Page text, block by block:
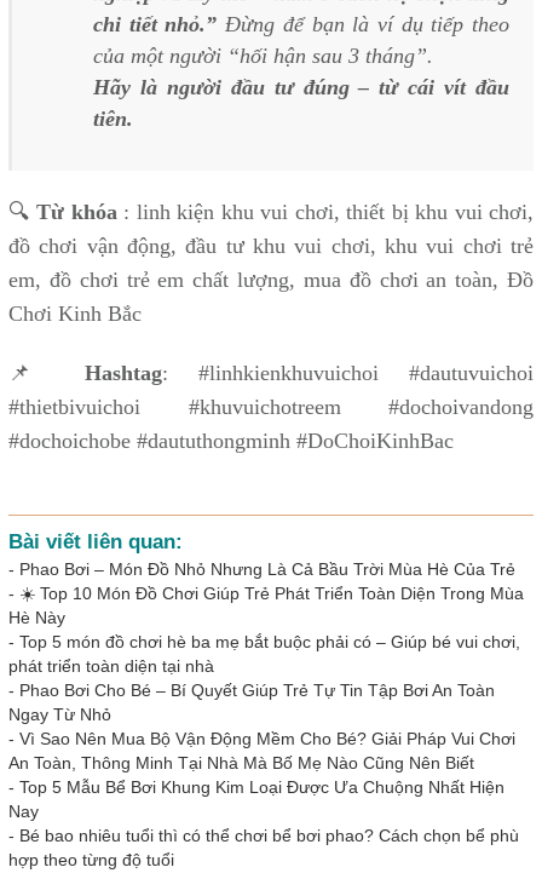
chi tiết nhỏ.”Đừng để bạn là ví dụ tiếp theo
của một người “hối hận sau 3 tháng”.
Hãy là người đầu tư đúng – từ cái vít đầu
tiên.
🔍 Từ khóa : linh kiện khu vui chơi, thiết bị khu vui chơi,
đồ chơi vận động, đầu tư khu vui chơi, khu vui chơi trẻ
em, đồ chơi trẻ em chất lượng, mua đồ chơi an toàn, Đồ
Chơi Kinh Bắc
📌 Hashtag: #linhkienkhuvuichoi #dautuvuichoi
#thietbivuichoi #khuvuichotreem #dochoivandong
#dochoichobe #daututhongminh #DoChoiKinhBac
Bài viết liên quan:
- Phao Bơi – Món Đồ Nhỏ Nhưng Là Cả Bầu Trời Mùa Hè Của Trẻ
- ☀️ Top 10 Món Đồ Chơi Giúp Trẻ Phát Triển Toàn Diện Trong Mùa
Hè Này
- Top 5 món đồ chơi hè ba mẹ bắt buộc phải có – Giúp bé vui chơi,
phát triển toàn diện tại nhà
- Phao Bơi Cho Bé – Bí Quyết Giúp Trẻ Tự Tin Tập Bơi An Toàn
Ngay Từ Nhỏ
- Vì Sao Nên Mua Bộ Vận Động Mềm Cho Bé? Giải Pháp Vui Chơi
An Toàn, Thông Minh Tại Nhà Mà Bố Mẹ Nào Cũng Nên Biết
- Top 5 Mẫu Bể Bơi Khung Kim Loại Được Ưa Chuộng Nhất Hiện
Nay
- Bé bao nhiêu tuổi thì có thể chơi bể bơi phao? Cách chọn bể phù
hợp theo từng độ tuổi